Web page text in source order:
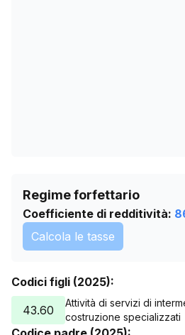
Regime forfettario
Coefficiente di redditività:
Calcola le tasse
Codici figli (2025):
43.60
Attività di servizi di
costruzione specializzati